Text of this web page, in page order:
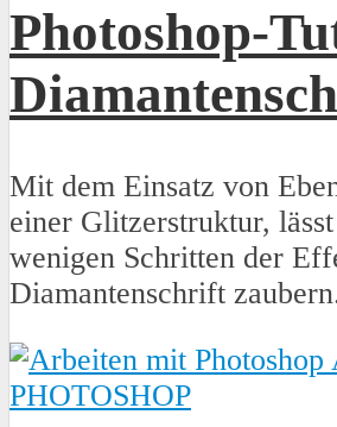
Photoshop-
Mit dem Einsatz von
einer Glitzerstruktur,
wenigen Schritten der
Diamantenschrift
PHOTOSHOP